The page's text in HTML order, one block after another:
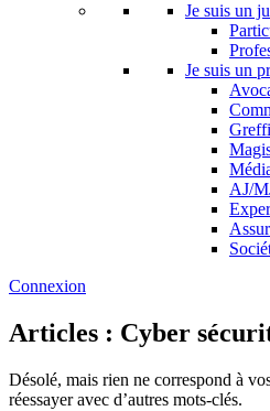
Je suis un
Je suis un
AJ/
Connexion
Articles : Cyber
Désolé, mais rien ne correspond à
réessayer avec d’autres mots-clés.